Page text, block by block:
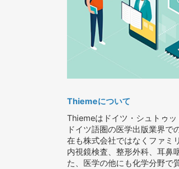
Thiemeについて
Thiemeはドイツ・シュトゥ
ドイツ語圏の医学出版業界
在も株式会社ではなくファミ
内視鏡検査、整形外科、耳鼻
た、医学の他にも化学分野で